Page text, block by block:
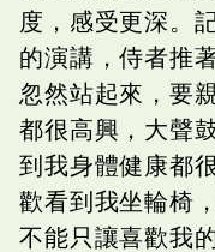
度，感受更深。
的演講，侍者推
忽然站起來，要
都很高興，大聲
到我身體健康都
歡看到我坐輪椅
不能只讓喜歡我